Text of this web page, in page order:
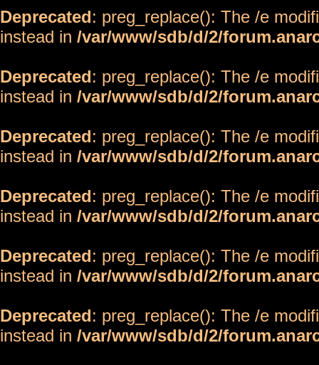
Deprecated: preg_replace(): The /e
instead in /var/www/sdb/d/2/
Deprecated: preg_replace(): The /e
instead in /var/www/sdb/d/2/
Deprecated: preg_replace(): The /e
instead in /var/www/sdb/d/2/
Deprecated: preg_replace(): The /e
instead in /var/www/sdb/d/2/
Deprecated: preg_replace(): The /e
instead in /var/www/sdb/d/2/
Deprecated: preg_replace(): The /e
instead in /var/www/sdb/d/2/